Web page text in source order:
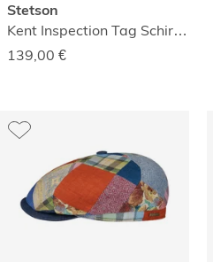
Stetson
Kent Inspection Tag Schirmmütze
139,00 €